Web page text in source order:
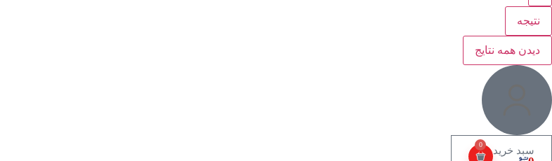
نتیجه
دیدن همه نتایج
0